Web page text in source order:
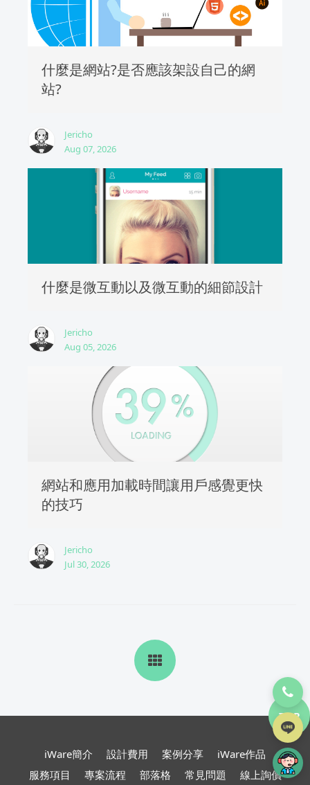
什麼是網站?是否應該架設自己的網
站?
Jericho
Aug 07, 2026
什麼是微互動以及微互動的細節設計
Jericho
Aug 05, 2026
網站和應用加載時間讓用戶感覺更快
的技巧
Jericho
Jul 30, 2026
iWare簡介 設計費用 案例分享
iWare作品
服務項目
專案流程 部落格 常見問題 線上詢價
TOP